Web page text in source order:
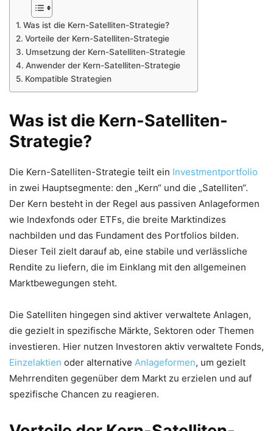
Was ist die Kern-Satelliten-Strategie?
Vorteile der Kern-Satelliten-Strategie
Umsetzung der Kern-Satelliten-Strategie
Anwender der Kern-Satelliten-Strategie
Kompatible Strategien
Was ist die Kern-Satelliten-
Strategie?
Die Kern-Satelliten-Strategie teilt ein Investmentportfolio
in zwei Hauptsegmente: den „Kern“ und die „Satelliten“.
Der Kern besteht in der Regel aus passiven Anlageformen
wie Indexfonds oder ETFs, die breite Marktindizes
nachbilden und das Fundament des Portfolios bilden.
Dieser Teil zielt darauf ab, eine stabile und verlässliche
Rendite zu liefern, die im Einklang mit den allgemeinen
Marktbewegungen steht.
Die Satelliten hingegen sind aktiver verwaltete Anlagen,
die gezielt in spezifische Märkte, Sektoren oder Themen
investieren. Hier nutzen Investoren aktiv verwaltete Fonds,
Einzelaktien oder alternative Anlageformen, um gezielt
Mehrrenditen gegenüber dem Markt zu erzielen und auf
spezifische Chancen zu reagieren.